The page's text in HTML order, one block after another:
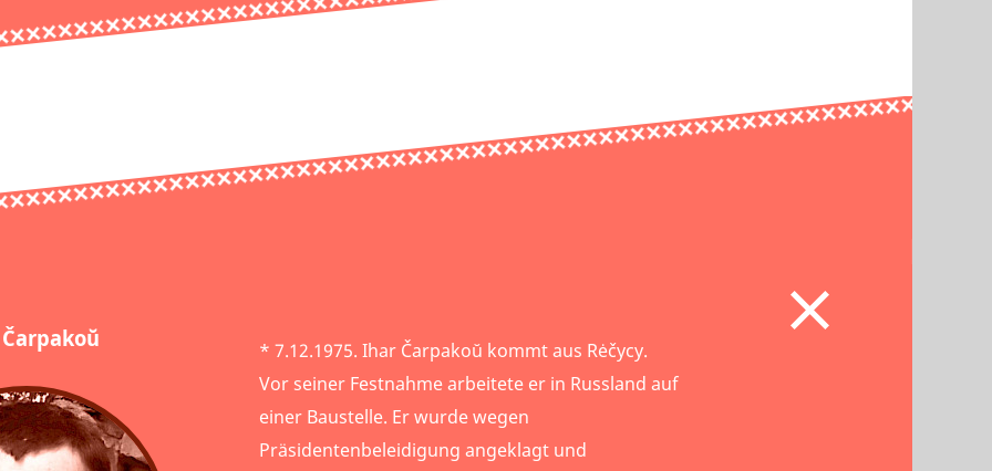
* 7.12.1975. Ihar Čarpakoŭ kommt aus Rėčycy.
Vor seiner Festnahme arbeitete er in Russland auf
einer Baustelle. Er wurde wegen
Präsidentenbeleidigung angeklagt und